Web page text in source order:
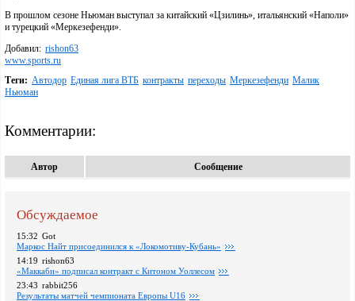
В прошлом сезоне Ньюман выступал за китайский «Цзилинь», итальянский «Наполи»
и турецкий «Меркезефенди».
Добавил: rishon63
www.sports.ru
Теги: Автодор Единая лига ВТБ контракты переходы Меркезефенди Малик
Ньюман
Комментарии:
Автор Сообщение
Обсуждаемое
15:32 Got
Маркос Найт присоединился к «Локомотиву-Кубань»
14:19 rishon63
«Маккаби» подписал контракт с Китоном Уоллесом
23:43 rabbit256
Pезультаты матчей чемпионата Европы U16